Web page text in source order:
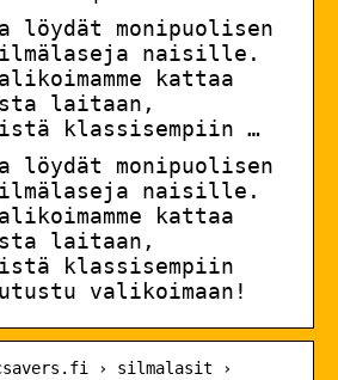
löydät monipuolisen
naisille.
kattaa
laitaan,
klassisempiin …
löydät monipuolisen
naisille.
kattaa
laitaan,
klassisempiin
valikoimaan!
› silmalasit ›